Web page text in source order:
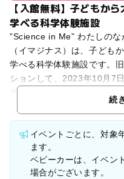
【入館無料】子どもか
学べる科学体験施設
”Science in Me” わたしの
（イマジナス）は、子ども
学べる科学体験施設です。
ションして、2023年10月7
続
イベントごとに、対象
ます。
ベビーカーは、イベン
場合がございます。